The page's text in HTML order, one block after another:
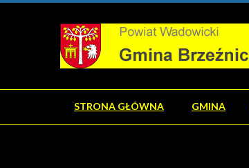
STRONA GŁÓWNA GMINA